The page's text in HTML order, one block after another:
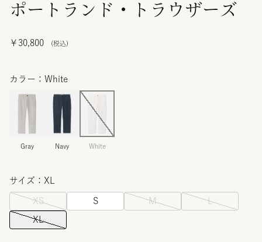
ポートランド・トラウザーズ
￥30,800
カラー：White
Gray Navy White
サイズ：XL
XS S M L
XL